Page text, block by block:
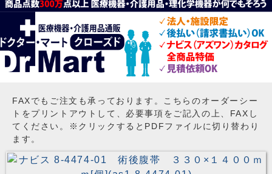
FAXでもご注文も承っております。こちらのオーダーシー
トをプリントアウトして、必要事項をご記入の上、FAXし
てください。※クリックするとPDFファイルに切り替わり
ます。